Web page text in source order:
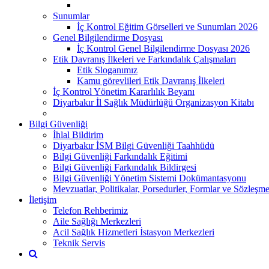
Sunumlar
İç Kontrol Eğitim Görselleri ve Sunumları 2026
Genel Bilgilendirme Dosyası
İç Kontrol Genel Bilgilendirme Dosyası 2026
Etik Davranış İlkeleri ve Farkındalık Çalışmaları
Etik Sloganımız
Kamu görevlileri Etik Davranış İlkeleri
İç Kontrol Yönetim Kararlılık Beyanı
Diyarbakır İl Sağlık Müdürlüğü Organizasyon Kitabı
Bilgi Güvenliği
İhlal Bildirim
Diyarbakır İSM Bilgi Güvenliği Taahhüdü
Bilgi Güvenliği Farkındalık Eğitimi
Bilgi Güvenliği Farkındalık Bildirgesi
Bilgi Güvenliği Yönetim Sistemi Dokümantasyonu
Mevzuatlar, Politikalar, Porsedurler, Formlar ve
İletişim
Telefon Rehberimiz
Aile Sağlığı Merkezleri
Acil Sağlık Hizmetleri İstasyon Merkezleri
Teknik Servis